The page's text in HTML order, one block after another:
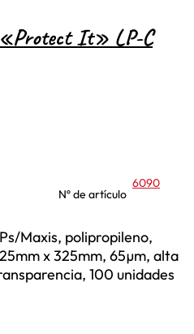
«Protect It» LP-C
Nº de artículo
6090
Maxis, polipropileno,
x 325mm, 65µm, alta
100 unidades